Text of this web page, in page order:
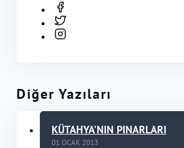
Diğer Yazıları
KÜTAHYA'NIN PINARLARI
01 OCAK 2013